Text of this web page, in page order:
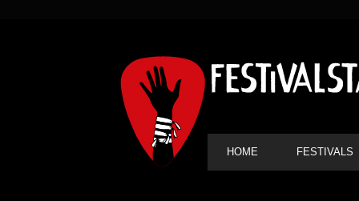
HAUPT-
NAVIGATION
HOME FESTIVALS